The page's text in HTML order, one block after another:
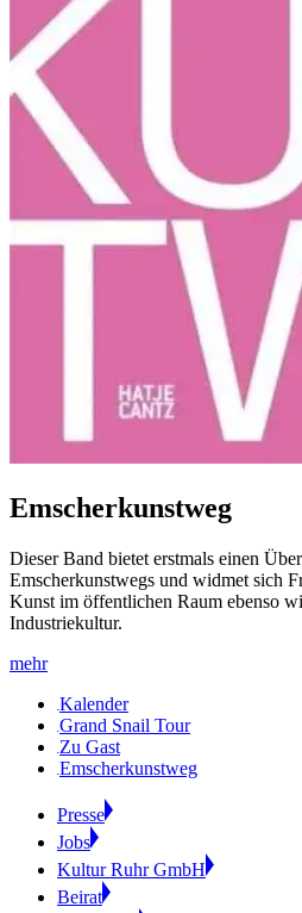
Emscherkunstweg
Dieser Band bietet erstmals einen
Emscherkunstwegs und widmet sich
Kunst im öffentlichen Raum ebenso
Industriekultur.
mehr
Kalender
Grand Snail Tour
Zu Gast
Emscherkunstweg
Presse
Jobs
Kultur Ruhr GmbH
Beirat